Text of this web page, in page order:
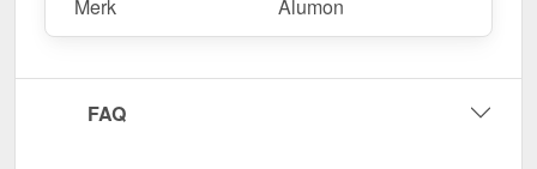
Merk Alumon
FAQ